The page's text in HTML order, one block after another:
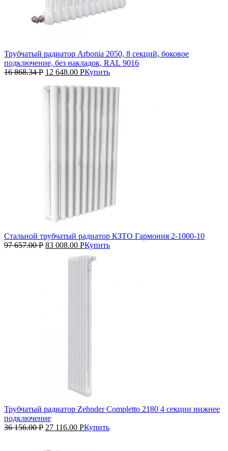
Трубчатый радиатор Arbonia 2050, 8 секций, боковое
подключение, без накладок, RAL 9016
16 868.34Р 12 648.00 РКупить
Стальной трубчатый радиатор КЗТО Гармония 2‑1000‑10
97 657.00Р 83 008.00 РКупить
Трубчатый радиатор Zehnder Completto 2180 4 секции нижнее
подключение
36 156.00Р 27 116.00 РКупить